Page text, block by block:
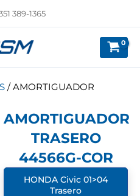
389-1365
/ AMORTIGUADOR
AMORTIGUADOR
TRASERO
44566G-COR
HONDA Civic 01>04
Trasero